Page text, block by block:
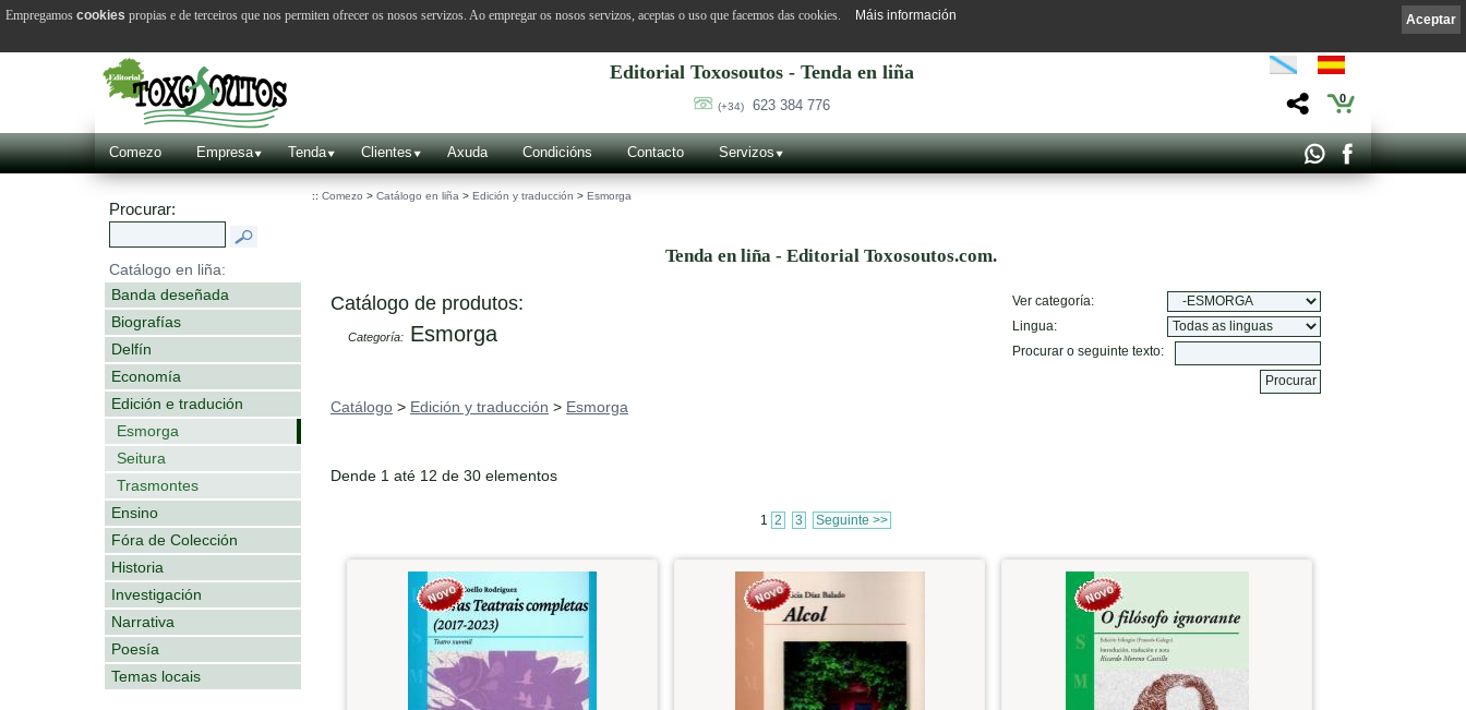
Editorial Toxosoutos - Tenda en liña
(+34) 623 384 776 0
Comezo Empresa Tenda Clientes Axuda Condicións Contacto Servizos
Procurar:
Catálogo en liña:
Banda deseñada
Biografías
Delfín
Economía
Edición e tradución
Esmorga
Seitura
Trasmontes
Ensino
Fóra de Colección
Historia
Investigación
Narrativa
Poesía
Temas locais
:: Comezo > Catálogo en liña > Edición y traducción > Esmorga
Tenda en liña - Editorial Toxosoutos.com.
Catálogo de produtos:
Categoría: Esmorga
Ver categoría:
Lingua:
Procurar o seguinte texto:
Catálogo > Edición y traducción > Esmorga
Dende 1 até 12 de 30 elementos
1 2 3 Seguinte >>
Aceptar
Empregamos cookies propias e de terceiros que nos permiten ofrecer os nosos servizos. Ao empregar os nosos servizos, aceptas o uso que facemos das cookies. Máis información